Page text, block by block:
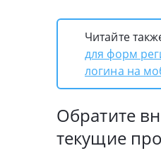
Читайте
для форм
логина на
Обратите
текущие